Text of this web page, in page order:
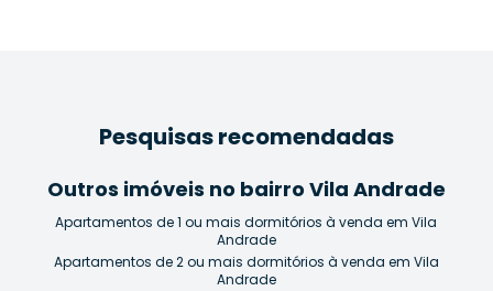
Pesquisas recomendadas
Outros imóveis no bairro Vila Andrade
Apartamentos de 1 ou mais dormitórios à venda em Vila
Andrade
Apartamentos de 2 ou mais dormitórios à venda em Vila
Andrade